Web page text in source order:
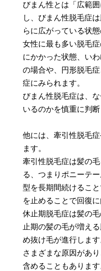
びまん性とは「広範
し、びまん性脱毛症
らに広がっている状態
女性に最も多い脱毛
にかかった状態、い
の場合や、円形脱毛
症にみられます。
びまん性脱毛症は、
いるのかを慎重に判
他には、牽引性脱毛
ます。
牽引性脱毛症は髪の
る、つまりポニーテ
型を長期間続けるこ
を止めることで回復に
休止期脱毛症は髪の
止期の髪の毛が増え
め抜け毛が進行します
さまざまな原因があ
含めることもあります